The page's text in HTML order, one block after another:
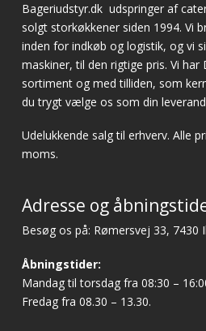
Bageriudstyr.dk udspringer af
solgt storkøkkener siden 1994. Vi
inden for indkøb og logistik, og vi
maskiner, til den rigtige pris. Vi
sortiment og med tilliden, som
du trygt vælge os som din
Udelukkende salg til erhverv. Alle
moms.
Adresse og
Besøg os på: Rømersvej 33, 7430
Åbningstider:
Mandag til torsdag fra 08:30 –
Fredag fra 08.30 – 13.30.